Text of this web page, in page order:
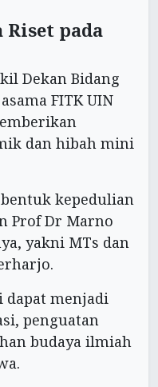
Riset pada
Dekan Bidang
FITK UIN
dan hibah mini
kepedulian
Prof Dr Marno
yakni MTs dan
dapat menjadi
penguatan
budaya ilmiah